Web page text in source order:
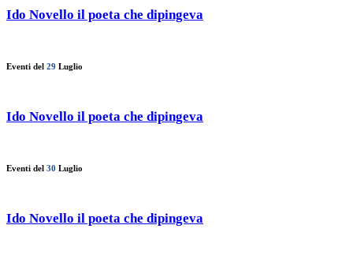
Ido Novello il poeta che dipingeva
Eventi del 29 Luglio
Ido Novello il poeta che dipingeva
Eventi del 30 Luglio
Ido Novello il poeta che dipingeva